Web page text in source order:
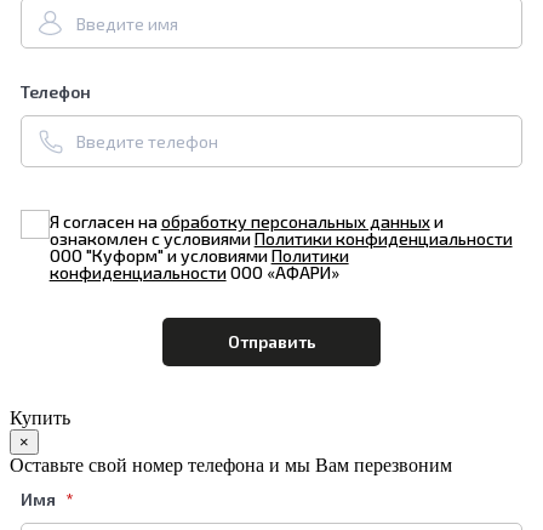
Телефон
Я согласен наобработку персональных данныхи
ознакомлен с условиямиПолитики конфиденциальности
ООО "Куформ" и условиямиПолитики
конфиденциальностиООО «АФАРИ»
Купить
×
Оставьте свой номер телефона и мы Вам перезвоним
Имя